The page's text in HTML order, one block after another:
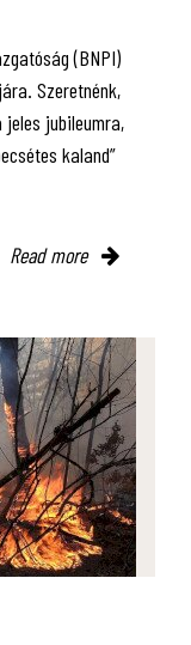
(BNPI)
Szeretnénk,
jubileumra,
kaland”
Read more